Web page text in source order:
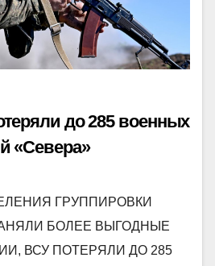
до 285 военных
«Севера»
ГРУППИРОВКИ
БОЛЕЕ ВЫГОДНЫЕ
ВСУ ПОТЕРЯЛИ ДО 285